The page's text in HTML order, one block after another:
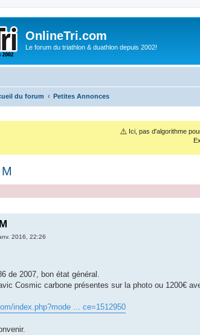
OnlineTri.com
Le forum du triathlon & duathlon depuis 2002!
du forum Petites Annonces
⚠️ Ici, pas d'algorithme
2016, 22:26
de 2007, bon état général.
Cosmic carbone présentes sur la photo ou 1200€
index.php?mode ... ce=1512950